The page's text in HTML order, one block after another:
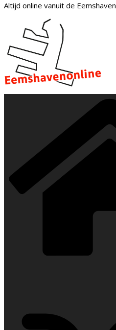
Altijd online vanuit de Eemshaven